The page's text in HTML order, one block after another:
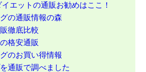
エットの通販お勧めはここ！
の通販情報の森
徹底比較
格安通販
のお買い得情報
通販で調べました